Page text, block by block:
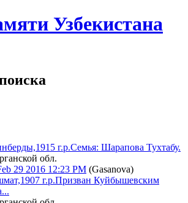
Узбекистана
г.р.Семья: Шарапова Тухтабу.
обл.
29 2016 12:23 PM (Gasanova)
г.р.Призван Куйбышевским